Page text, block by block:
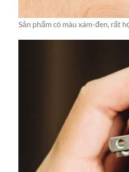
Sản phẩm có màu xám-đen, rất